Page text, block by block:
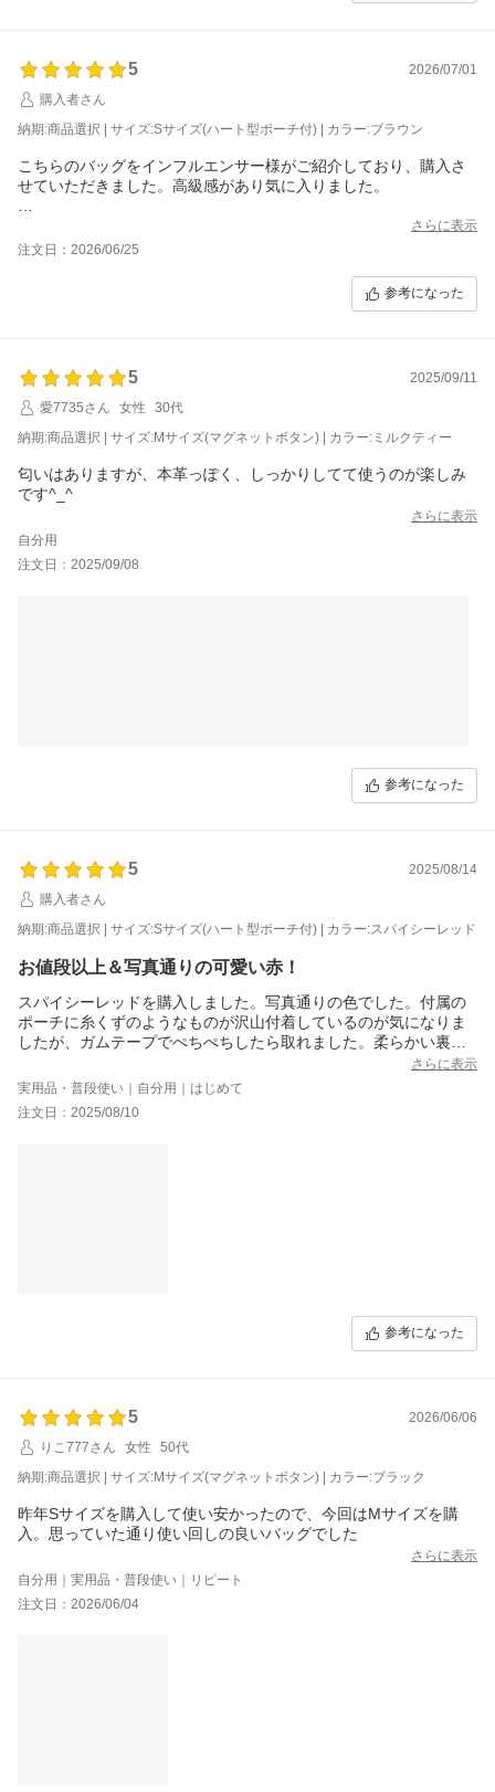
5
2026/07/01
購入者さん
納期:商品選択 | サイズ:Sサイズ(ハート型ポーチ付) | カラー:ブラウン
こちらのバッグをインフルエンサー様がご紹介しており、購入さ
せていただきました。高級感があり気に入りました。
ミルクティー色のバッグがほしかったのですがMサイズしかな
く、サイズは自分の荷物の量的にSサイズのほうが使うと思いグレ
ージュ希望でしたが予約商品でした。急いで欲しかったため諦め
ました。クリームイエローもいいなと思いましたが選択できず、
トープに近い色だといいなとブラウンにしました。
色で発売されたばかりだからか持ち手のベタつきもなく気に入っ
ています。
Sサイズでミルクティーカラーが発売されたらまた購入したいと思
さらに表示
注文日：2026/06/25
参考になった
5
2025/09/11
愛7735さん
女性
30代
納期:商品選択 | サイズ:Mサイズ(マグネットボタン) | カラー:ミルクティー
匂いはありますが、本革っぽく、しっかりしてて使うのが楽しみ
です^_^
さらに表示
自分用
注文日：2025/09/08
参考になった
5
2025/08/14
購入者さん
納期:商品選択 | サイズ:Sサイズ(ハート型ポーチ付) | カラー:スパイシーレッド
お値段以上＆写真通りの可愛い赤！
スパイシーレッドを購入しました。写真通りの色でした。付属の
ポーチに糸くずのようなものが沢山付着しているのが気になりま
したが、ガムテープでぺちぺちしたら取れました。柔らかい裏地
が気持ちよく、お値段以上の商品だと思います。これから使うの
が楽しみです！
さらに表示
実用品・普段使い｜自分用｜はじめて
注文日：2025/08/10
参考になった
5
2026/06/06
りこ777さん
女性
50代
納期:商品選択 | サイズ:Mサイズ(マグネットボタン) | カラー:ブラック
昨年Sサイズを購入して使い安かったので、今回はMサイズを購
入。思っていた通り使い回しの良いバッグでした
さらに表示
自分用｜実用品・普段使い｜リピート
注文日：2026/06/04